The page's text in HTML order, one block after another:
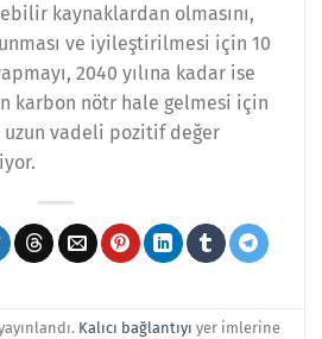
kaynaklardan olmasını,
ve iyileştirilmesi için 10
2040 yılına kadar ise
karbon nötr hale gelmesi için
uzun vadeli pozitif değer
Kalıcı bağlantıyı yer imlerine